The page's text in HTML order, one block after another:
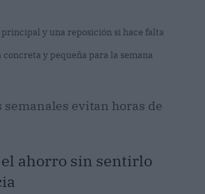
y una reposición si hace falta
y pequeña para la semana
evitan horas de
ahorro sin sentirlo